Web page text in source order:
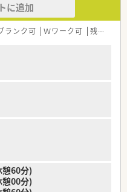
に追加
ランク可 Ｗワーク可 残業なし(ほぼなし含む)
60分)
00分)